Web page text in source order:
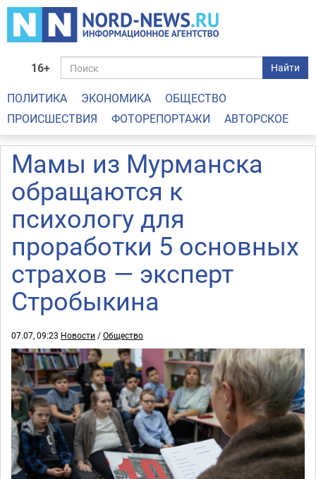
16+ Найти
ПОЛИТИКА ЭКОНОМИКА
ОБЩЕСТВО
ПРОИСШЕСТВИЯ
ФОТОРЕПОРТАЖИ АВТОРСКОЕ
Мамы из Мурманска
обращаются к
психологу для
проработки 5 основных
страхов — эксперт
Стробыкина
07.07, 09:23 Новости /Общество